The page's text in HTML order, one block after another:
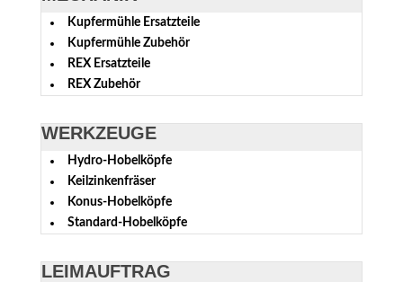
Kupfermühle Ersatzteile
Kupfermühle Zubehör
REX Ersatzteile
REX Zubehör
WERKZEUGE
Hydro-Hobelköpfe
Keilzinkenfräser
Konus-Hobelköpfe
Standard-Hobelköpfe
LEIMAUFTRAG